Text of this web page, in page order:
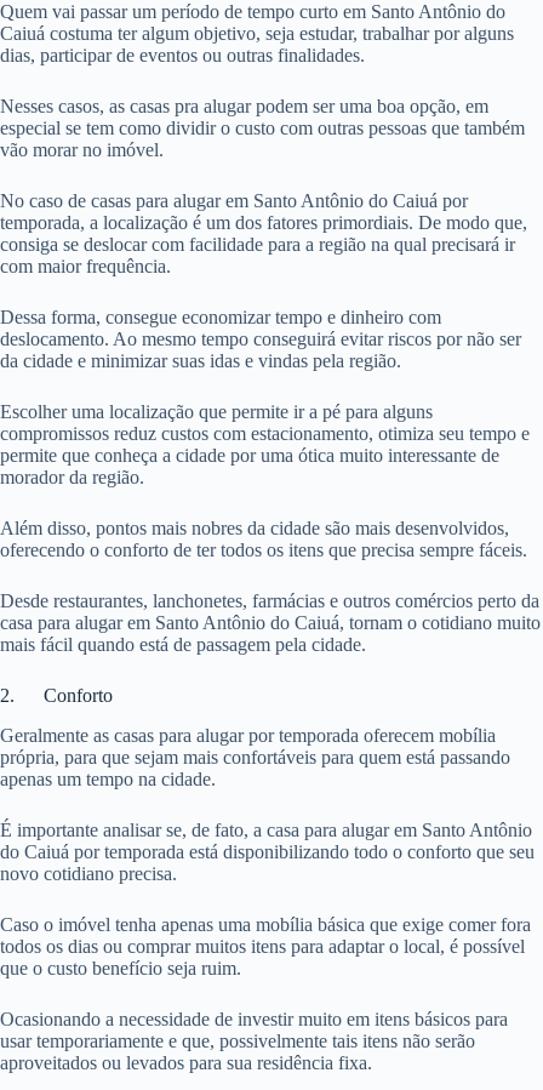
Quem vai passar um período de tempo curto em Santo Antônio do
Caiuá costuma ter algum objetivo, seja estudar, trabalhar por alguns
dias, participar de eventos ou outras finalidades.
Nesses casos, as casas pra alugar podem ser uma boa opção, em
especial se tem como dividir o custo com outras pessoas que também
vão morar no imóvel.
No caso de casas para alugar em Santo Antônio do Caiuá por
temporada, a localização é um dos fatores primordiais. De modo que,
consiga se deslocar com facilidade para a região na qual precisará ir
com maior frequência.
Dessa forma, consegue economizar tempo e dinheiro com
deslocamento. Ao mesmo tempo conseguirá evitar riscos por não ser
da cidade e minimizar suas idas e vindas pela região.
Escolher uma localização que permite ir a pé para alguns
compromissos reduz custos com estacionamento, otimiza seu tempo e
permite que conheça a cidade por uma ótica muito interessante de
morador da região.
Além disso, pontos mais nobres da cidade são mais desenvolvidos,
oferecendo o conforto de ter todos os itens que precisa sempre fáceis.
Desde restaurantes, lanchonetes, farmácias e outros comércios perto da
casa para alugar em Santo Antônio do Caiuá, tornam o cotidiano muito
mais fácil quando está de passagem pela cidade.
2. Conforto
Geralmente as casas para alugar por temporada oferecem mobília
própria, para que sejam mais confortáveis para quem está passando
apenas um tempo na cidade.
É importante analisar se, de fato, a casa para alugar em Santo Antônio
do Caiuá por temporada está disponibilizando todo o conforto que seu
novo cotidiano precisa.
Caso o imóvel tenha apenas uma mobília básica que exige comer fora
todos os dias ou comprar muitos itens para adaptar o local, é possível
que o custo benefício seja ruim.
Ocasionando a necessidade de investir muito em itens básicos para
usar temporariamente e que, possivelmente tais itens não serão
aproveitados ou levados para sua residência fixa.